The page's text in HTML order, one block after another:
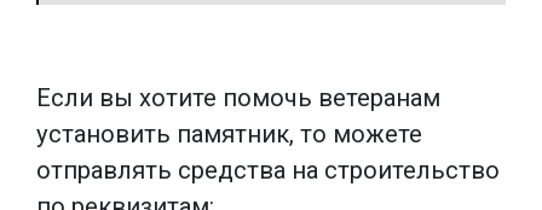
Если вы хотите помочь ветеранам
установить памятник, то можете
отправлять средства на строительство